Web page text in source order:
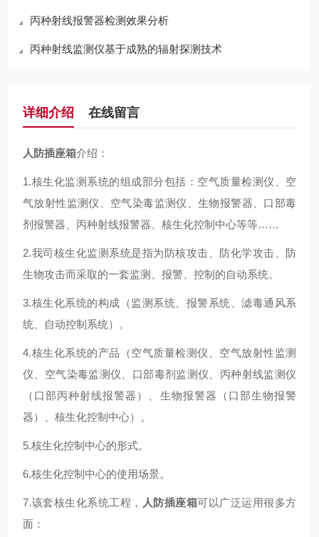
丙种射线报警器检测效果分析
丙种射线监测仪基于成熟的辐射探测技术
详细介绍 在线留言
人防插座箱介绍：
1.核生化监测系统的组成部分包括：空气质量检测仪、空
气放射性监测仪、空气染毒监测仪、生物报警器、口部毒
剂报警器、丙种射线报警器、核生化控制中心等等……
2.我司核生化监测系统是指为防核攻击、防化学攻击、防
生物攻击而采取的一套监测、报警、控制的自动系统。
3.核生化系统的构成（监测系统、报警系统、滤毒通风系
统、自动控制系统）。
4.核生化系统的产品（空气质量检测仪、空气放射性监测
仪、空气染毒监测仪、口部毒剂监测仪、丙种射线监测仪
（口部丙种射线报警器）、生物报警器（口部生物报警
器）、核生化控制中心）。
5.核生化控制中心的形式。
6.核生化控制中心的使用场景。
7.该套核生化系统工程， 人防插座箱可以广泛运用很多方
面：